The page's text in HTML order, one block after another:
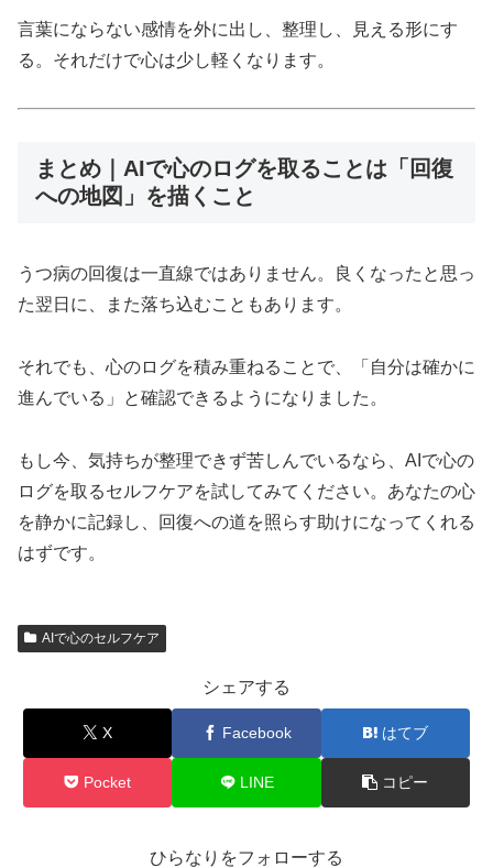
言葉にならない感情を外に出し、整理し、見える形にす
る。それだけで心は少し軽くなります。
まとめ｜AIで心のログを取ることは「回復
への地図」を描くこと
うつ病の回復は一直線ではありません。良くなったと思っ
た翌日に、また落ち込むこともあります。
それでも、心のログを積み重ねることで、「自分は確かに
進んでいる」と確認できるようになりました。
もし今、気持ちが整理できず苦しんでいるなら、AIで心の
ログを取るセルフケアを試してみてください。あなたの心
を静かに記録し、回復への道を照らす助けになってくれる
はずです。
AIで心のセルフケア
シェアする
X Facebook はてブ
Pocket LINE コピー
ひらなりをフォローする